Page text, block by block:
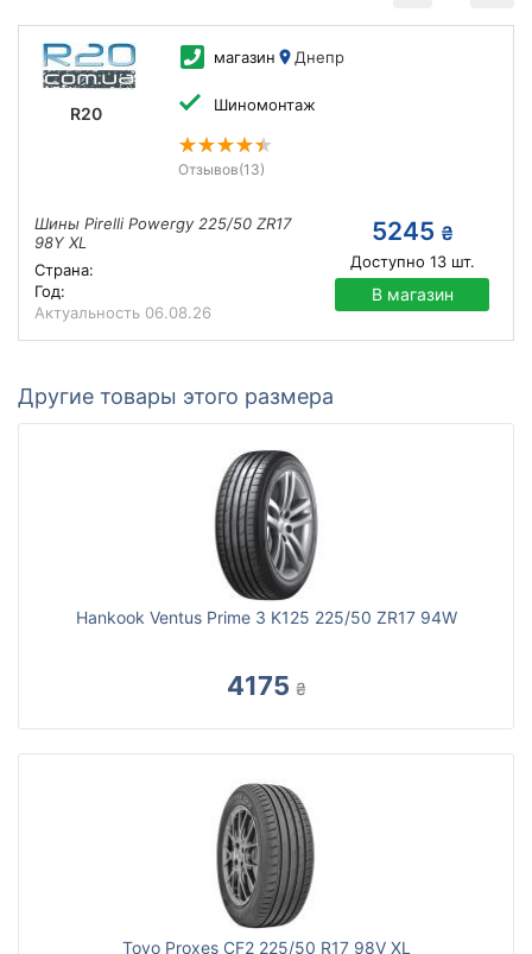
R20
магазин Днепр
Шиномонтаж
Отзывов(13)
Шины Pirelli Powergy 225/50 ZR17
98Y XL
Страна:
Год:
Актуальность 06.08.26
5245 ₴
Доступно 13шт.
В магазин
Другие товары этого размера
Hankook Ventus Prime 3 K125 225/50 ZR17 94W
4175 ₴
Toyo Proxes CF2 225/50 R17 98V XL